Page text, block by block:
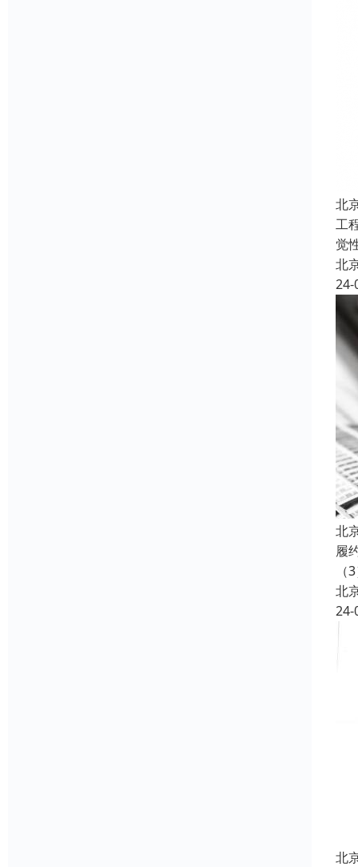
北
工
觉
北
24-
北
履
北
24-
北